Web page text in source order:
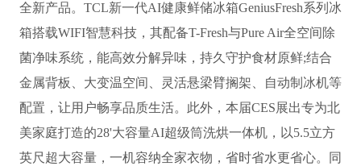
全新产品。TCL新一代AI健康鲜储冰箱GeniusFresh系列冰
箱搭载WIFI智慧科技，其配备T-Fresh与Pure Air全空间除
菌净味系统，能高效分解异味，持久守护食材原鲜;结合
金属背板、大变温空间、灵活悬梁臂搁架、自动制冰机等
配置，让用户畅享品质生活。此外，本届CES展出专为北
美家庭打造的28'大容量AI超级筒洗烘一体机，以5.5立方
英尺超大容量，一机容纳全家衣物，省时省水更省心。同